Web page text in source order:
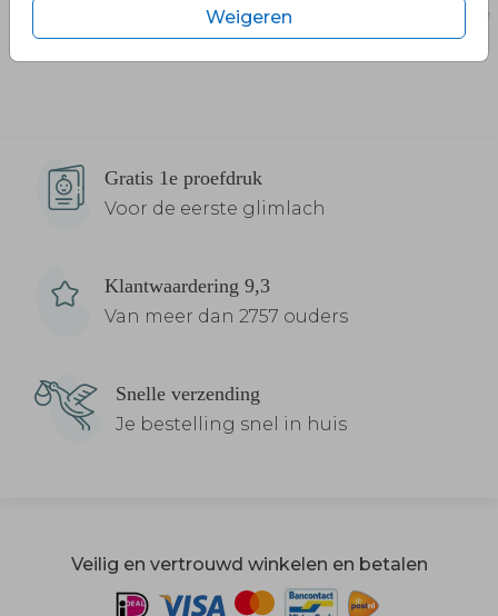
Weigeren
Gratis 1e proefdruk
Voor de eerste glimlach
Klantwaardering 9,3
Van meer dan 2757 ouders
Snelle verzending
Je bestelling snel in huis
Veilig en vertrouwd winkelen en betalen